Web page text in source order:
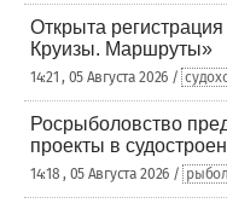
Открыта
Круизы. Маршруты»
14:21 , 05 Августа 2026 /
Росрыболовство
проекты в
14:18 , 05 Августа 2026 /